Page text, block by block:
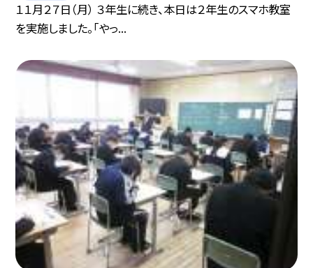
１１月２７日（月） ３年生に続き、本日は２年生のスマホ教室
を実施しました。「やっ...